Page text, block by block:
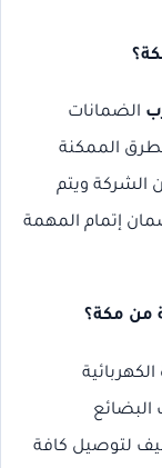
الضمانات
الممكنة
الشركة ويتم
إتمام المهمة
من مكة؟
لتوصيل كافة